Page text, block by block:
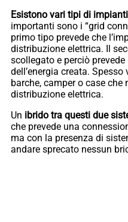
Esistono vari tipi di
importanti sono i “grid
primo tipo prevede che
distribuzione elettrica. Il
scollegato e perciò
dell’energia creata.
barche, camper o case
distribuzione elettrica.
Un ibrido tra questi due
che prevede una
ma con la presenza di
andare sprecato nessun